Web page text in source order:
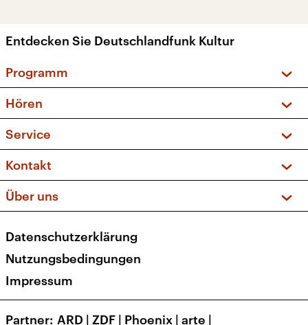
Entdecken Sie Deutschlandfunk Kultur
Programm
Sendungen und Podcasts
Musikliste
Kakadu – Das Kinderprogramm
Hören
Frequenzen (UKW + DAB+)
Service
FAQ
Apps
Newsletter
Veranstaltungen
Kontakt
Social Media
Über uns
Presse
Karriere
Transparenz
Datenschutzerklärung
Nutzungsbedingungen
Impressum
Partner ARD | ZDF | Phoenix | arte |